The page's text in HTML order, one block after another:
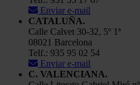
Enviar e-mail
CATALUÑA.
Calle Calvet 30-32, 5º 1ª
08021 Barcelona
Telf.: 935 95 02 54
Enviar e-mail
C. VALENCIANA.